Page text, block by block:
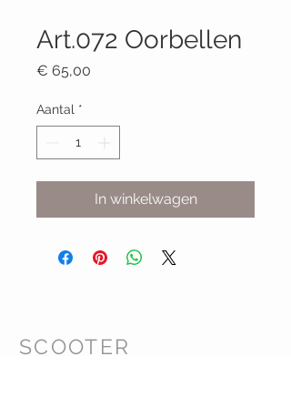
Art.072 Oorbellen
€ 65,00
Aantal *
In winkelwagen
SCOOTER